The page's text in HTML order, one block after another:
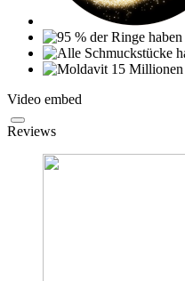
Video embed
Reviews